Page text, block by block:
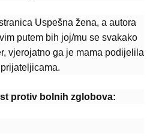
Uspešna žena, a autora
putem bih joj/mu se svakako
vjerojatno ga je mama podijelila
protiv bolnih zglobova: